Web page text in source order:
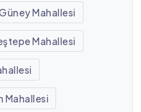
Mahallesi
Mahallesi
Mahallesi